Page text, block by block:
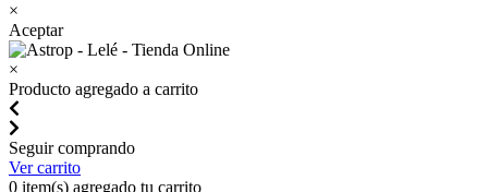
×
Aceptar
×
Producto agregado a carrito
Seguir comprando
Ver carrito
0 item(s) agregado tu carrito